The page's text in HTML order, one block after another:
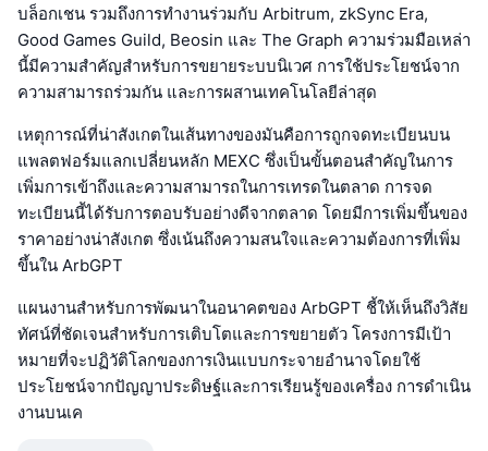
บล็อกเชน รวมถึงการทำงานร่วมกับ Arbitrum, zkSync Era,
Good Games Guild, Beosin และ The Graph ความร่วมมือเหล่า
นี้มีความสำคัญสำหรับการขยายระบบนิเวศ การใช้ประโยชน์จาก
ความสามารถร่วมกัน และการผสานเทคโนโลยีล่าสุด
เหตุการณ์ที่น่าสังเกตในเส้นทางของมันคือการถูกจดทะเบียนบน
แพลตฟอร์มแลกเปลี่ยนหลัก MEXC ซึ่งเป็นขั้นตอนสำคัญในการ
เพิ่มการเข้าถึงและความสามารถในการเทรดในตลาด การจด
ทะเบียนนี้ได้รับการตอบรับอย่างดีจากตลาด โดยมีการเพิ่มขึ้นของ
ราคาอย่างน่าสังเกต ซึ่งเน้นถึงความสนใจและความต้องการที่เพิ่ม
ขึ้นใน ArbGPT
แผนงานสำหรับการพัฒนาในอนาคตของ ArbGPT ชี้ให้เห็นถึงวิสัย
ทัศน์ที่ชัดเจนสำหรับการเติบโตและการขยายตัว โครงการมีเป้า
หมายที่จะปฏิวัติโลกของการเงินแบบกระจายอำนาจโดยใช้
ประโยชน์จากปัญญาประดิษฐ์และการเรียนรู้ของเครื่อง การดำเนิน
งานบนเค